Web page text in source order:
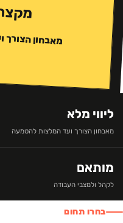
מאבחון
ליווי מלא
מאבחון הצורך ועד המלצות להטמעה
מותאם
לקהל ולמצבי העבודה
בחרו תחום